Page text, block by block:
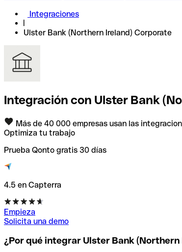
Integraciones
Ulster Bank (Northern Ireland) Corporate
Integración con Ulster Bank
Más de 40 000 empresas usan las
Optimiza tu trabajo
Prueba Qonto gratis 30 días
4.5 en Capterra
Empieza
Solicita una demo
¿Por qué integrar Ulster Bank